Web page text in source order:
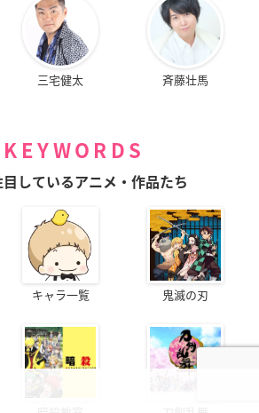
三宅健太 斉藤壮馬
KEYWORDS
しているアニメ・作品たち
キャラ一覧 鬼滅の刃